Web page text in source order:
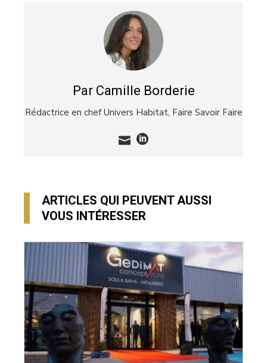
Par Camille Borderie
Rédactrice en chef Univers Habitat, Faire Savoir Faire
ARTICLES QUI PEUVENT AUSSI
VOUS INTÉRESSER